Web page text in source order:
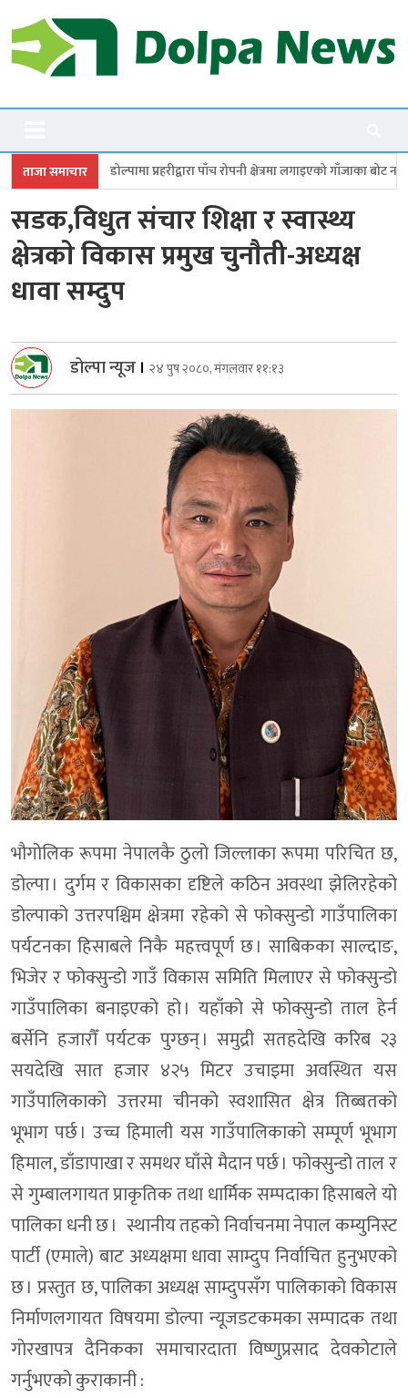
to
content
Dolpanews
ताजा समाचार
प्रहरीद्वारा पाँच रोपनी क्षेत्रमा लगाइएको गाँजाका बोट नष्ट जगदुल्लामा
सडक,विधुत संचार शिक्षा र स्वास्थ्य
क्षेत्रकाे विकास प्रमुख चुनाैती-अध्यक्ष
धावा सम्दुप
डोल्पा न्यूज । २४ पुष २०८०, मंगलवार ११:१३
भौगोलिक रूपमा नेपालकै ठुलो जिल्लाका रूपमा परिचित छ,
डोल्पा । दुर्गम र विकासका दृष्टिले कठिन अवस्था झेलिरहेको
डोल्पाको उत्तरपश्चिम क्षेत्रमा रहेको से फोक्सुन्डो गाउँपालिका
पर्यटनका हिसाबले निकै महत्त्वपूर्ण छ । साबिकका साल्दाङ,
भिजेर र फोक्सुन्डो गाउँ विकास समिति मिलाएर से फोक्सुन्डो
गाउँपालिका बनाइएको हो । यहाँको से फोक्सुन्डो ताल हेर्न
बर्सेनि हजारौँ पर्यटक पुग्छन् । समुद्री सतहदेखि करिब २३
सयदेखि सात हजार ४२५ मिटर उचाइमा अवस्थित यस
गाउँपालिकाको उत्तरमा चीनको स्वशासित क्षेत्र तिब्बतको
भूभाग पर्छ । उच्च हिमाली यस गाउँपालिकाको सम्पूर्ण भूभाग
हिमाल, डाँडापाखा र समथर घाँसे मैदान पर्छ । फोक्सुन्डो ताल र
से गुम्बालगायत प्राकृतिक तथा धार्मिक सम्पदाका हिसाबले यो
पालिका धनी छ । स्थानीय तहको निर्वाचनमा नेपाल कम्युनिस्ट
पार्टी (एमाले) बाट अध्यक्षमा धावा साम्दुप निर्वाचित हुनुभएको
छ । प्रस्तुत छ, पालिका अध्यक्ष साम्दुपसँग पालिकाको विकास
निर्माणलगायत विषयमा डाेल्पा न्यूजडटकमका सम्पादक तथा
गाेरखापत्र दैनिकका समाचारदाता विष्णुप्रसाद देवकोटाले
गर्नुभएको कुराकानी :